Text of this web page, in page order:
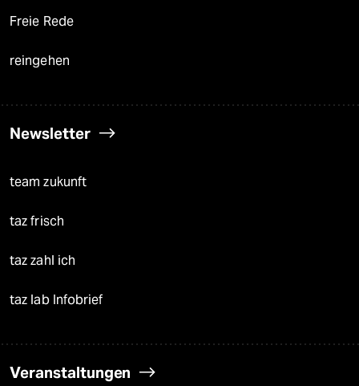
Freie Rede
reingehen
Newsletter
team zukunft
taz frisch
taz zahl ich
taz lab Infobrief
Veranstaltungen